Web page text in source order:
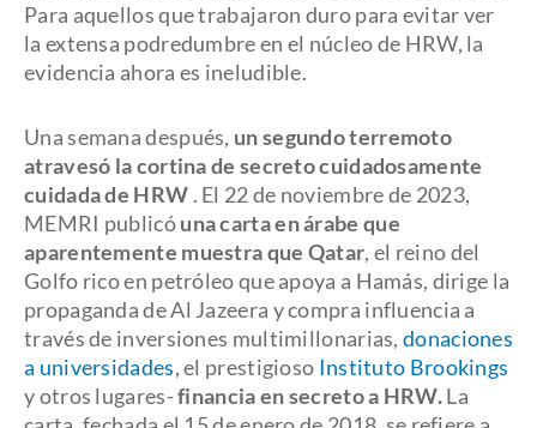
Para aquellos que trabajaron duro para evitar ver
la extensa podredumbre en el núcleo de HRW, la
evidencia ahora es ineludible.
Una semana después, un segundo terremoto
atravesó la cortina de secreto cuidadosamente
cuidada de HRW . El 22 de noviembre de 2023,
MEMRI publicóuna carta en árabe que
aparentemente muestra que Qatar, el reino del
Golfo rico en petróleo que apoya a Hamás, dirige la
propaganda de Al Jazeera y compra influencia a
través de inversiones multimillonarias, donaciones
a universidades, el prestigioso Instituto Brookings
y otros lugares-financia en secreto a HRW.La